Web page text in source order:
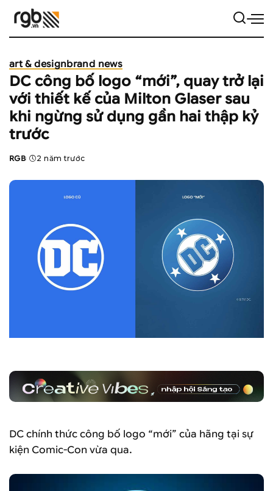
art & designbrand news
DC công bố logo “mới”, quay trở lại
với thiết kế của Milton Glaser sau
khi ngừng sử dụng gần hai thập kỷ
trước
Posted
RGB 2 năm trước
DC chính thức công bố logo “mới” của hãng tại sự
kiện Comic-Con vừa qua.